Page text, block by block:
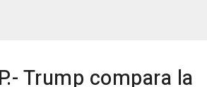
Trump compara la